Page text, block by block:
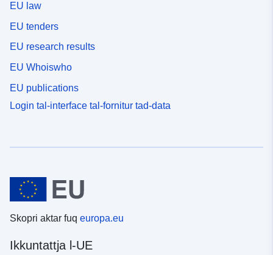
EU law
EU tenders
EU research results
EU Whoiswho
EU publications
Login tal-interface tal-fornitur tad-data
Skopri aktar fuq europa.eu
Ikkuntattja l-UE